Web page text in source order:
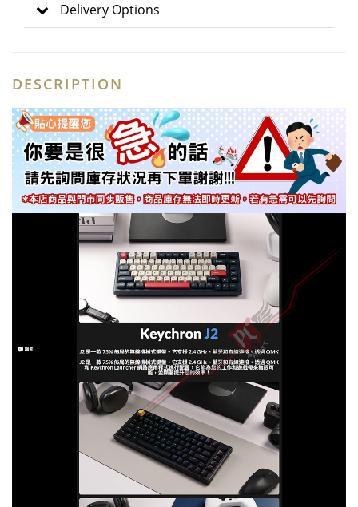
Delivery Options
DESCRIPTION